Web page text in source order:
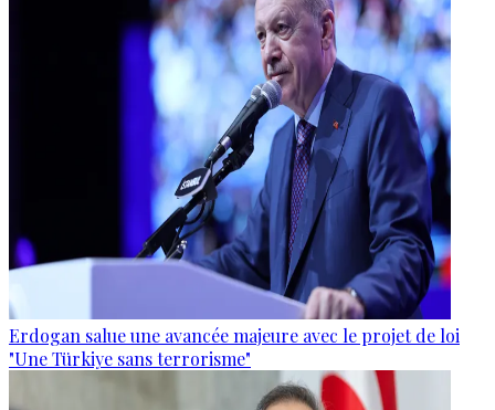
Erdogan salue une avancée majeure avec le projet de loi
"Une Türkiye sans terrorisme"